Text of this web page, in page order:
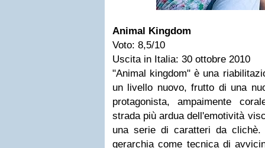
Animal Kingdom
Voto: 8,5/10
Uscita in Italia: 30 ottobre 2010
"Animal kingdom" è una
un livello nuovo, frutto di una
protagonista, ampaimente
strada più ardua dell'emotività
una serie di caratteri da
gerarchia come tecnica di